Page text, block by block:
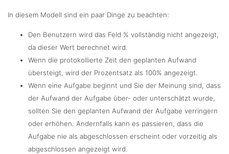
In diesem Modell sind ein paar Dinge zu beachten:
Den Benutzern wird das Feld % vollständig nicht angezeigt,
da dieser Wert berechnet wird.
Wenn die protokollierte Zeit den geplanten Aufwand
übersteigt, wird der Prozentsatz als 100% angezeigt.
Wenn eine Aufgabe beginnt und Sie der Meinung sind, dass
der Aufwand der Aufgabe über- oder unterschätzt wurde,
sollten Sie den geplanten Aufwand der Aufgabe verringern
oder erhöhen. Andernfalls kann es passieren, dass die
Aufgabe nie als abgeschlossen erscheint oder vorzeitig als
abgeschlossen angezeigt wird.